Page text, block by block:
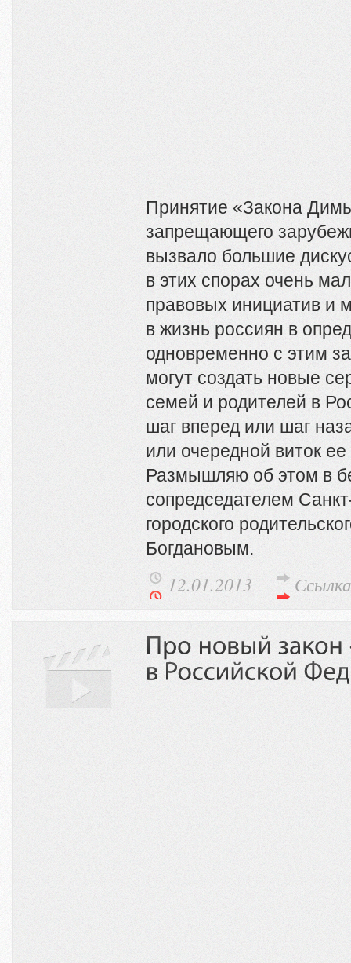
Принятие «Закона
запрещающего
вызвало большие
в этих спорах очень
правовых инициатив и
в жизнь россиян в
одновременно с этим
могут создать новые
семей и родителей в
шаг вперед или шаг
или очередной виток
Размышляю об этом в
сопредседателем
городского
Богдановым.
12.01.2013 Ссылка